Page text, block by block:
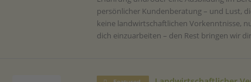
persönlicher Kundenberatung – und Lust,
keine landwirtschaftlichen Vorkenntnisse,
dich einzuarbeiten – den Rest bringen wir